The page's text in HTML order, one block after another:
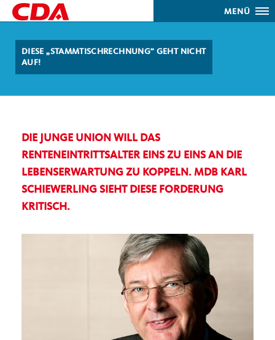
MENÜ
DIESE „STAMMTISCHRECHNUNG“ GEHT NICHT
AUF!
DIE JUNGE UNION WILL DAS
RENTENEINTRITTSALTER EINS ZU EINS AN DIE
LEBENSERWARTUNG ZU KOPPELN. MDB KARL
SCHIEWERLING SIEHT DIESE FORDERUNG
KRITISCH.